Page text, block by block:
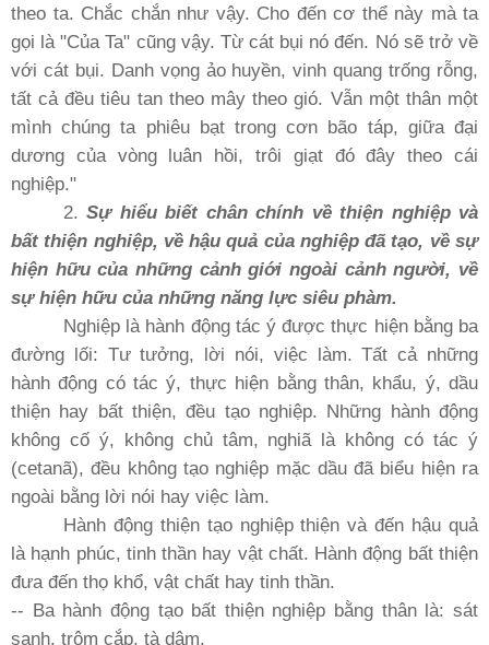
theo ta. Chắc chắn như vậy. Cho đến cơ thể này mà ta
gọi là "Của Ta" cũng vậy. Từ cát bụi nó đến. Nó sẽ trở về
với cát bụi. Danh vọng ảo huyền, vinh quang trống rỗng,
tất cả đều tiêu tan theo mây theo gió. Vẫn một thân một
mình chúng ta phiêu bạt trong cơn bão táp, giữa đại
dương của vòng luân hồi, trôi giạt đó đây theo cái
nghiệp."
2.Sự hiểu biết chân chính về thiện nghiệp và
bất thiện nghiệp, về hậu quả của nghiệp đã tạo, về sự
hiện hữu của những cảnh giới ngoài cảnh người, về
sự hiện hữu của những năng lực siêu phàm.
Nghiệp là hành động tác ý được thực hiện bằng ba
đường lối: Tư tưởng, lời nói, việc làm. Tất cả những
hành động có tác ý, thực hiện bằng thân, khẩu, ý, dầu
thiện hay bất thiện, đều tạo nghiệp. Những hành động
không cố ý, không chủ tâm, nghiã là không có tác ý
(cetanã), đều không tạo nghiệp mặc dầu đã biểu hiện ra
ngoài bằng lời nói hay việc làm.
Hành động thiện tạo nghiệp thiện và đến hậu quả
là hạnh phúc, tinh thần hay vật chất. Hành động bất thiện
đưa đến thọ khổ, vật chất hay tinh thần.
-- Ba hành động tạo bất thiện nghiệp bằng thân là: sát
sanh, trộm cắp, tà dâm.